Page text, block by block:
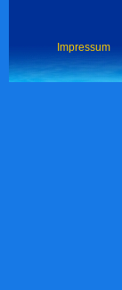
Impressum